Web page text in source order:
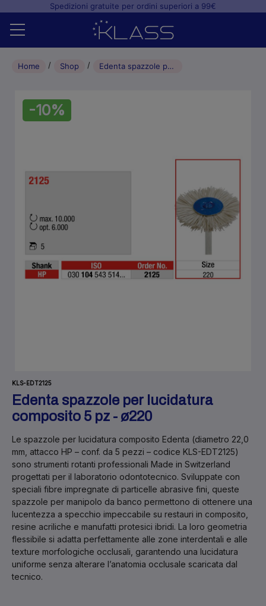
Spedizioni gratuite per ordini superiori a 99€
Home
Studio odontoiatrico
Home Shop Edenta spazzole per lucidatura composito 5 pz – ø220
-10%
KLS-EDT2125
Edenta spazzole per lucidatura
composito 5 pz - ø220
Le spazzole per lucidatura composito Edenta (diametro 22,0
mm, attacco HP – conf. da 5 pezzi – codice KLS-EDT2125)
sono strumenti rotanti professionali Made in Switzerland
progettati per il laboratorio odontotecnico. Sviluppate con
speciali fibre impregnate di particelle abrasive fini, queste
spazzole per manipolo da banco permettono di ottenere una
lucentezza a specchio impeccabile su restauri in composito,
resine acriliche e manufatti protesici ibridi. La loro geometria
flessibile si adatta perfettamente alle zone interdentali e alle
texture morfologiche occlusali, garantendo una lucidatura
uniforme senza alterare l’anatomia occlusale scaricata dal
tecnico.